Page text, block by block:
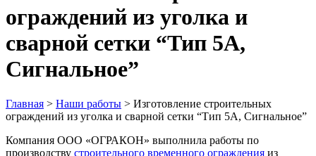
ограждений из уголка и
сварной сетки “Тип 5А,
Сигнальное”
Главная > Наши работы > Изготовление строительных
ограждений из уголка и сварной сетки “Тип 5А, Сигнальное”
Компания ООО «ОГРАКОН» выполнила работы по
производству строительного временного ограждения из